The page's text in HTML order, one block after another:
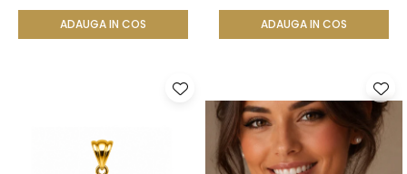
ADAUGA IN COS ADAUGA IN COS